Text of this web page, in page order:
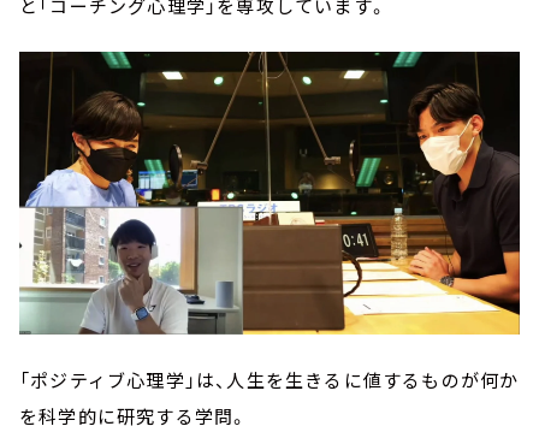
と「コーチング心理学」を専攻しています。
「ポジティブ心理学」は、人生を生きるに値するものが何か
を科学的に研究する学問。